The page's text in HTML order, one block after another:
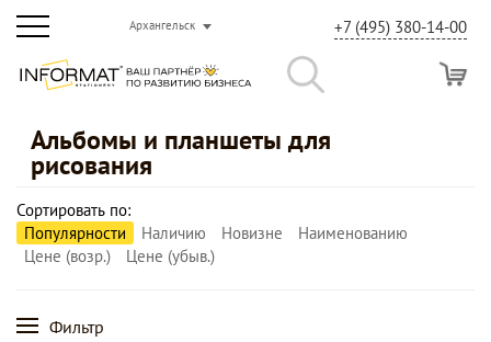
Архангельск +7 (495) 380-14-00
Альбомы и планшеты для
рисования
Сортировать по:
Популярности
Наличию Новизне
Наименованию
Цене (возр.)
Цене (убыв.)
Фильтр